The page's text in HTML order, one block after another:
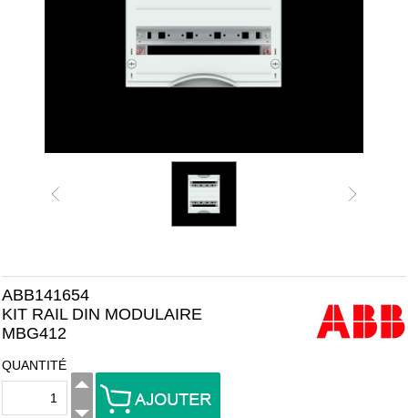
ABB141654
KIT RAIL DIN MODULAIRE
MBG412
QUANTITÉ